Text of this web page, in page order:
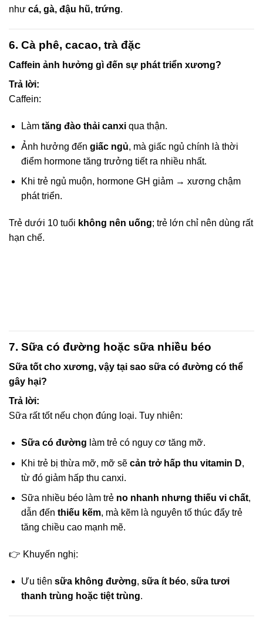
như cá, gà, đậu hũ, trứng.
6. Cà phê, cacao, trà đặc
Caffein ảnh hưởng gì đến sự phát triển xương?
Trả lời:
Caffein:
Làm tăng đào thải canxiqua thận.
Ảnh hưởng đến giấc ngủ, mà giấc ngủ chính là thời
điểm hormone tăng trưởng tiết ra nhiều nhất.
Khi trẻ ngủ muộn, hormone GH giảm → xương chậm
phát triển.
Trẻ dưới 10 tuổi không nên uống; trẻ lớn chỉ nên dùng rất
hạn chế.
7. Sữa có đường hoặc sữa nhiều béo
Sữa tốt cho xương, vậy tại sao sữa có đường có thể
gây hại?
Trả lời:
Sữa rất tốt nếu chọn đúng loại. Tuy nhiên:
Sữa có đường làm trẻ có nguy cơ tăng mỡ.
Khi trẻ bị thừa mỡ, mỡ sẽ cản trở hấp thu vitamin D,
từ đó giảm hấp thu canxi.
Sữa nhiều béo làm trẻ no nhanh nhưng thiếu vi chất,
dẫn đến thiếu kẽm, mà kẽm là nguyên tố thúc đẩy trẻ
tăng chiều cao mạnh mẽ.
👉 Khuyến nghị:
Ưu tiên sữa không đường, sữa ít béo, sữa tươi
thanh trùng hoặc tiệt trùng.